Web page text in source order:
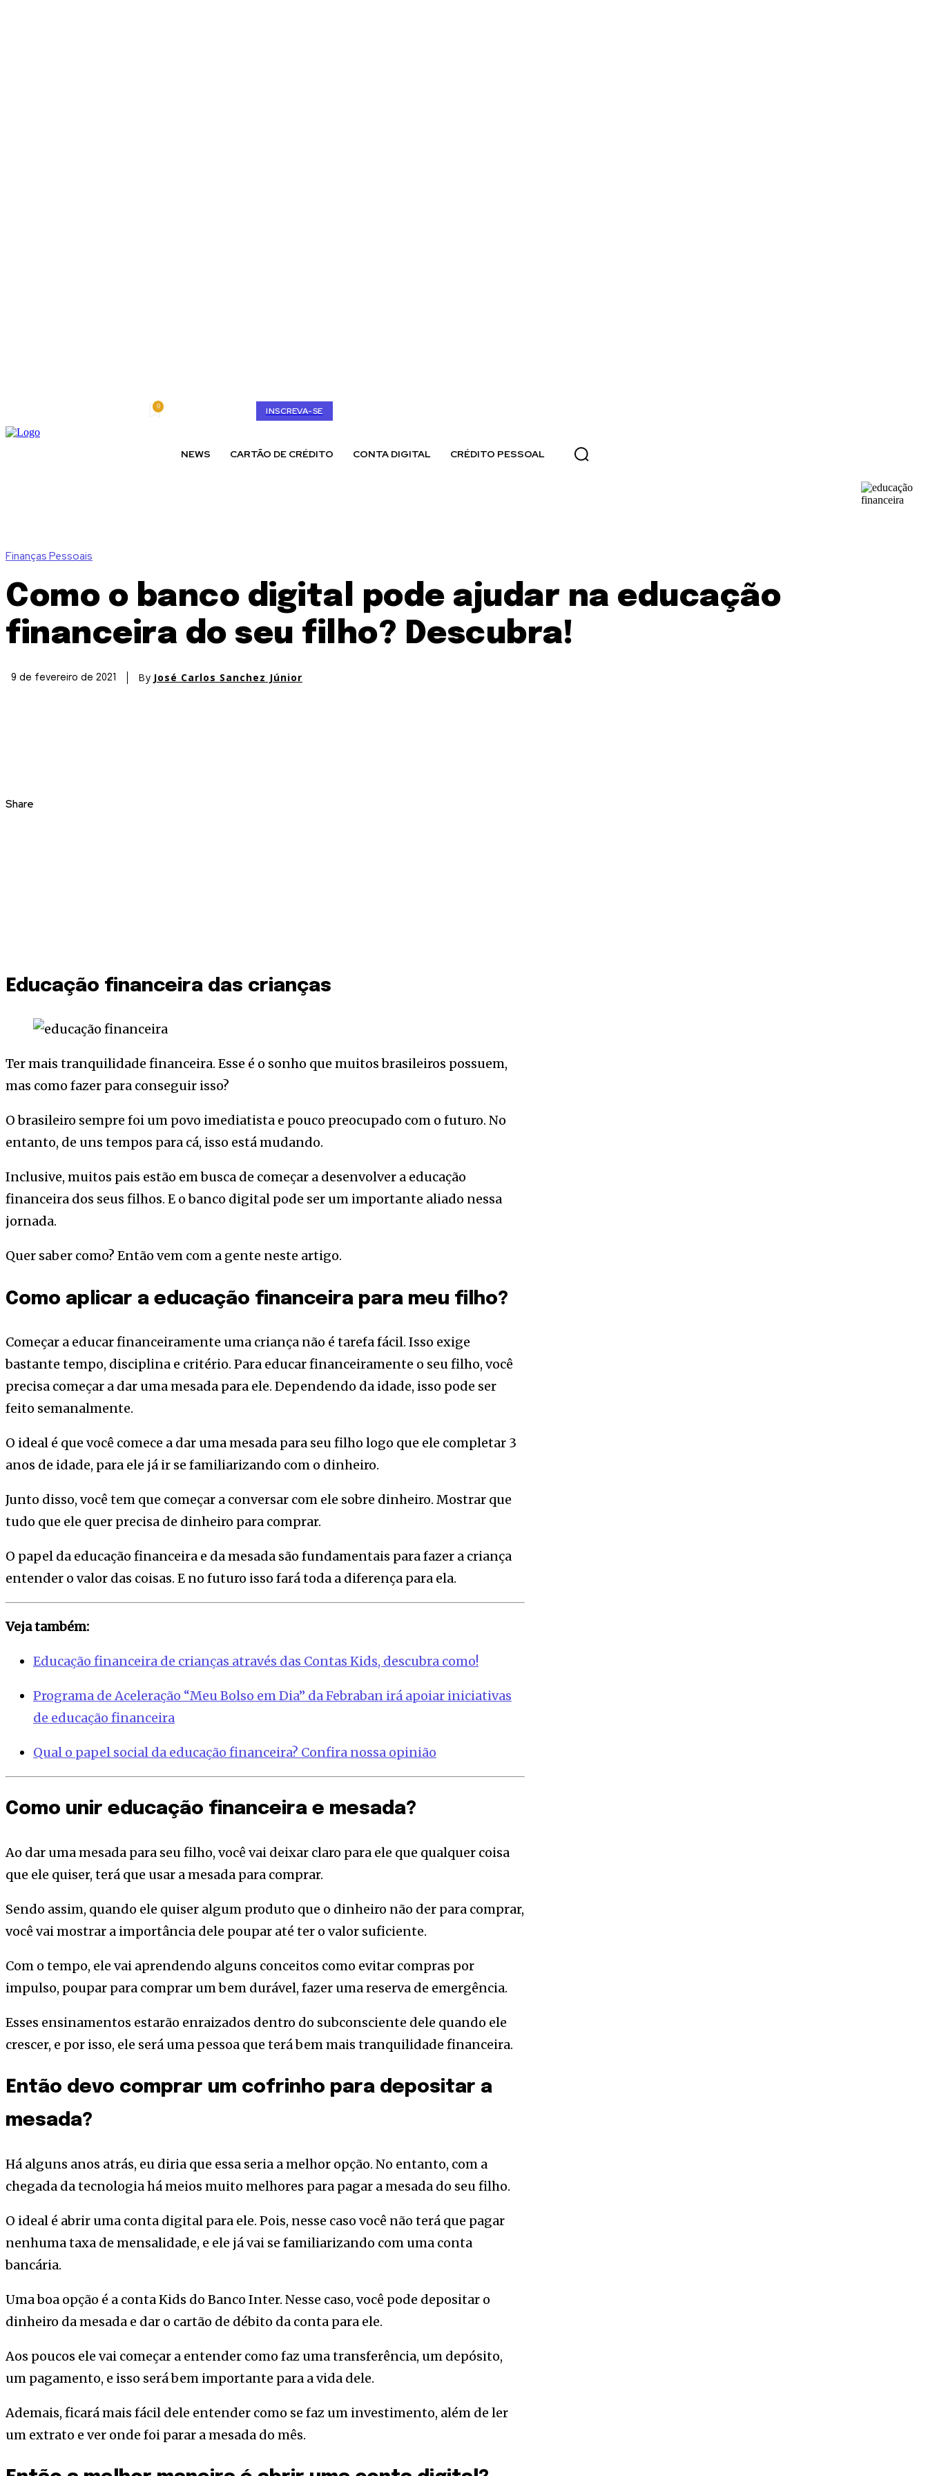
0 INSCREVA-SE
NEWS CARTÃO DE CRÉDITO CONTA DIGITAL CRÉDITO PESSOAL
Finanças Pessoais
Como o banco digital pode ajudar na educação
financeira do seu filho? Descubra!
9 de fevereiro de 2021 By José Carlos Sanchez Júnior
Share
Educação financeira das crianças
Ter mais tranquilidade financeira. Esse é o sonho que muitos brasileiros possuem,
mas como fazer para conseguir isso?
O brasileiro sempre foi um povo imediatista e pouco preocupado com o futuro. No
entanto, de uns tempos para cá, isso está mudando.
Inclusive, muitos pais estão em busca de começar a desenvolver a educação
financeira dos seus filhos. E o banco digital pode ser um importante aliado nessa
jornada.
Quer saber como? Então vem com a gente neste artigo.
Como aplicar a educação financeira para meu filho?
Começar a educar financeiramente uma criança não é tarefa fácil. Isso exige
bastante tempo, disciplina e critério. Para educar financeiramente o seu filho, você
precisa começar a dar uma mesada para ele. Dependendo da idade, isso pode ser
feito semanalmente.
O ideal é que você comece a dar uma mesada para seu filho logo que ele completar 3
anos de idade, para ele já ir se familiarizando com o dinheiro.
Junto disso, você tem que começar a conversar com ele sobre dinheiro. Mostrar que
tudo que ele quer precisa de dinheiro para comprar.
O papel da educação financeira e da mesada são fundamentais para fazer a criança
entender o valor das coisas. E no futuro isso fará toda a diferença para ela.
Veja também:
Educação financeira de crianças através das Contas Kids, descubra como!
Programa de Aceleração “Meu Bolso em Dia” da Febraban irá apoiar iniciativas
de educação financeira
Qual o papel social da educação financeira? Confira nossa opinião
Como unir educação financeira e mesada?
Ao dar uma mesada para seu filho, você vai deixar claro para ele que qualquer coisa
que ele quiser, terá que usar a mesada para comprar.
Sendo assim, quando ele quiser algum produto que o dinheiro não der para comprar,
você vai mostrar a importância dele poupar até ter o valor suficiente.
Com o tempo, ele vai aprendendo alguns conceitos como evitar compras por
impulso, poupar para comprar um bem durável, fazer uma reserva de emergência.
Esses ensinamentos estarão enraizados dentro do subconsciente dele quando ele
crescer, e por isso, ele será uma pessoa que terá bem mais tranquilidade financeira.
Então devo comprar um cofrinho para depositar a
mesada?
Há alguns anos atrás, eu diria que essa seria a melhor opção. No entanto, com a
chegada da tecnologia há meios muito melhores para pagar a mesada do seu filho.
O ideal é abrir uma conta digital para ele. Pois, nesse caso você não terá que pagar
nenhuma taxa de mensalidade, e ele já vai se familiarizando com uma conta
bancária.
Uma boa opção é a conta Kids do Banco Inter. Nesse caso, você pode depositar o
dinheiro da mesada e dar o cartão de débito da conta para ele.
Aos poucos ele vai começar a entender como faz uma transferência, um depósito,
um pagamento, e isso será bem importante para a vida dele.
Ademais, ficará mais fácil dele entender como se faz um investimento, além de ler
um extrato e ver onde foi parar a mesada do mês.